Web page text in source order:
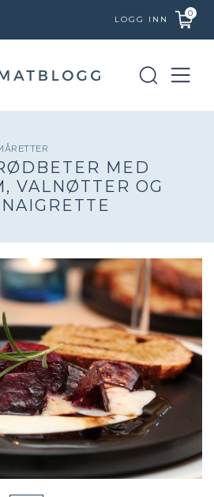
LOGG INN
0
MED
VALNØTTER OG